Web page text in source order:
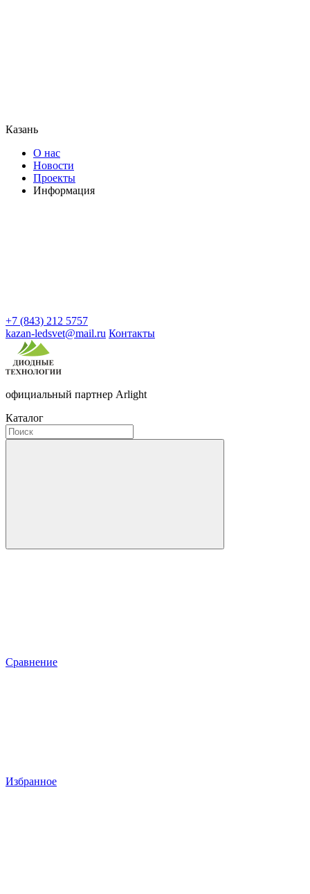
Казань
О нас
Новости
Проекты
Информация
+7 (843) 212 5757
kazan-ledsvet@mail.ru Контакты
официальный партнер Arlight
Каталог
Сравнение
Избранное